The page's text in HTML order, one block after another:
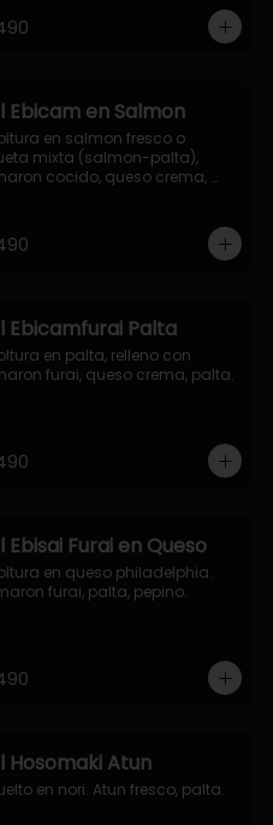
Ebicam en Salmon
en salmon fresco o
mixta (salmon-palta),
cocido, queso crema,
Ebicamfurai Palta
en palta, relleno con
furai, queso crema, palta.
Ebisai Furai en Queso
en queso philadelphia.
furai, palta, pepino.
Hosomaki Atun
en nori. Atun fresco, palta.